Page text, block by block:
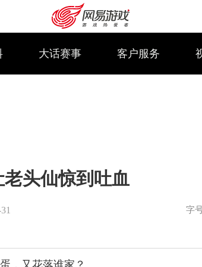
大话赛事 客户服务
头仙惊到吐血
字
，又花落谁家？